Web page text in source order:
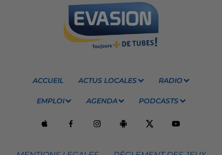
ACCUEIL ACTUS LOCALES RADIO
EMPLOI AGENDA PODCASTS